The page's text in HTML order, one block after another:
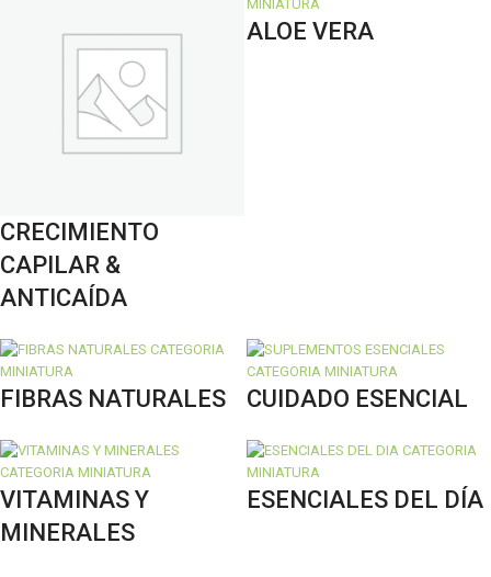
CRECIMIENTO
CAPILAR &
ANTICAÍDA
ALOE VERA
FIBRAS NATURALES CUIDADO ESENCIAL
VITAMINAS Y
MINERALES
ESENCIALES DEL DÍA